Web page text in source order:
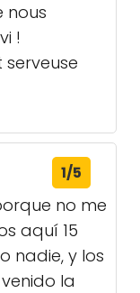
nous
!
1/5
no me
aquí 15
nadie, y los
la